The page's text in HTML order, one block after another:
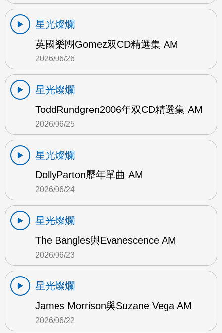
星光燦爛
英國樂團Gomez双CD精選集 AM
2026/06/26
星光燦爛
ToddRundgren2006年双CD精選集 AM
2026/06/25
星光燦爛
DollyParton歷年單曲 AM
2026/06/24
星光燦爛
The Bangles與Evanescence AM
2026/06/23
星光燦爛
James Morrison與Suzane Vega AM
2026/06/22